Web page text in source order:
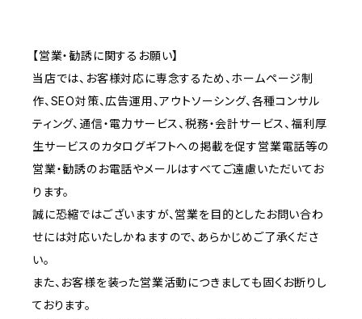
【営業・勧誘に関するお願い】
当店では、お客様対応に専念するため、ホームページ制
作、SEO対策、広告運用、アウトソーシング、各種コンサル
ティング、通信・電力サービス、税務・会計サービス、福利厚
生サービスのカタログギフトへの掲載を促す営業電話等の
営業・勧誘のお電話やメールはすべてご遠慮いただいてお
ります。
誠に恐縮ではございますが、営業を目的としたお問い合わ
せには対応いたしかねますので、あらかじめご了承くださ
い。
また、お客様を装った営業活動につきましても固くお断りし
ております。